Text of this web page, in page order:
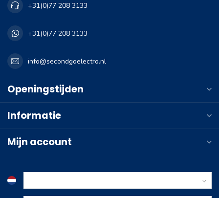
+31(0)77 208 3133
+31(0)77 208 3133
info@secondgoelectro.nl
Openingstijden
Informatie
Mijn account